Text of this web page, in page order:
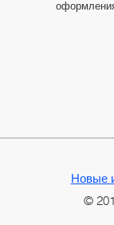
Новые
©